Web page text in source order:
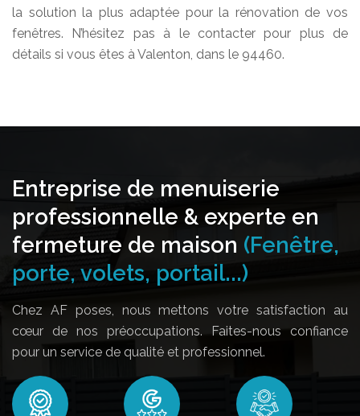
la solution la plus adaptée pour la rénovation de vos
fenêtres. N’hésitez pas à le contacter pour plus de
détails si vous êtes à Valenton, dans le 94460.
Entreprise de menuiserie
professionnelle & experte en
fermeture de maison (Fenêtre,
porte, volets, portail...)
Chez AF poses, nous mettons votre satisfaction au
cœur de nos préoccupations. Faites-nous confiance
pour un service de qualité et professionnel.